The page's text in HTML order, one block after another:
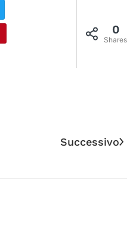
0
Shares
Successivo